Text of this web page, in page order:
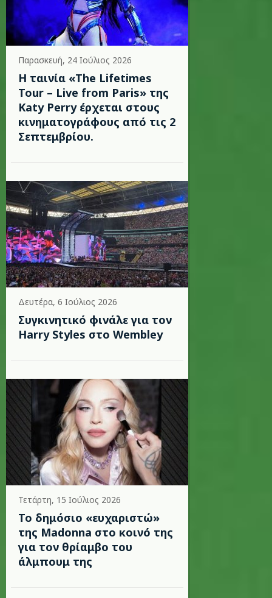
Παρασκευή, 24 Ιούλιος 2026
Η ταινία «The Lifetimes
Tour – Live from Paris» της
Katy Perry έρχεται στους
κινηματογράφους από τις 2
Σεπτεμβρίου.
Δευτέρα, 6 Ιούλιος 2026
Συγκινητικό φινάλε για τον
Harry Styles στο Wembley
Τετάρτη, 15 Ιούλιος 2026
Το δημόσιο «ευχαριστώ»
της Madonna στο κοινό της
για τον θρίαμβο του
άλμπουμ της